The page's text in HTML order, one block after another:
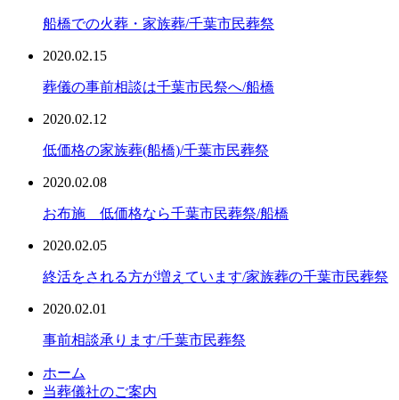
船橋での火葬・家族葬/千葉市民葬祭
2020.02.15
葬儀の事前相談は千葉市民祭へ/船橋
2020.02.12
低価格の家族葬(船橋)/千葉市民葬祭
2020.02.08
お布施 低価格なら千葉市民葬祭/船橋
2020.02.05
終活をされる方が増えています/家族葬の千葉市民葬祭
2020.02.01
事前相談承ります/千葉市民葬祭
ホーム
当葬儀社のご案内